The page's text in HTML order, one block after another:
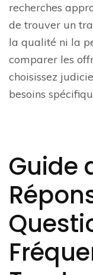
recherches
de trouver un
la qualité ni la
comparer les
choisissez
besoins
Guide